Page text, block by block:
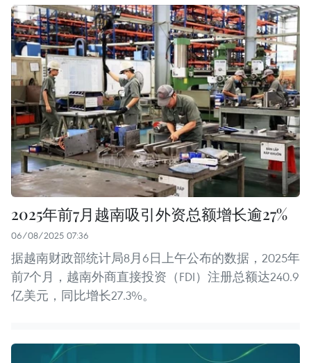
2025年前7月越南吸引外资总额增长逾27%
06/08/2025 07:36
据越南财政部统计局8月6日上午公布的数据，2025年
前7个月，越南外商直接投资（FDI）注册总额达240.9
亿美元，同比增长27.3%。